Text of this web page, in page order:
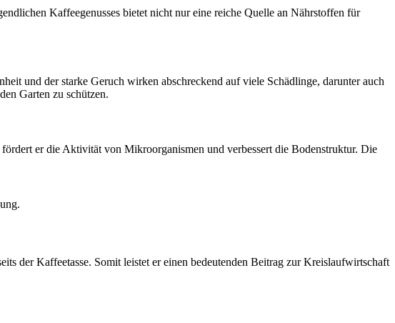
Kaffeegenusses bietet nicht nur eine reiche Quelle an Nährstoffen für
und der starke Geruch wirken abschreckend auf viele Schädlinge, darunter auch
Garten zu schützen.
er die Aktivität von Mikroorganismen und verbessert die Bodenstruktur. Die
der Kaffeetasse. Somit leistet er einen bedeutenden Beitrag zur Kreislaufwirtschaft